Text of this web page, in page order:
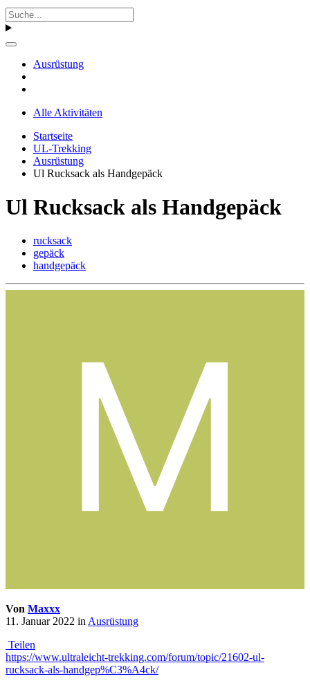
Ausrüstung
Alle Aktivitäten
Startseite
UL-Trekking
Ausrüstung
Ul Rucksack als Handgepäck
Ul Rucksack als Handgepäck
rucksack
gepäck
handgepäck
Von Maxxx
11. Januar 2022 inAusrüstung
Teilen
https://www.ultraleicht-trekking.com/forum/topic/21602-ul-
rucksack-als-handgep%C3%A4ck/